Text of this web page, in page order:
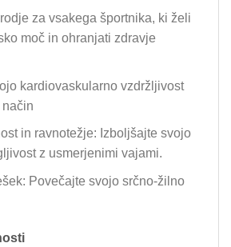
za vsakega športnika, ki želi
moč in ohranjati zdravje
kardiovaskularno vzdržljivost
in ravnotežje: Izboljšajte svojo
z usmerjenimi vajami.
Povečajte svojo srčno-žilno